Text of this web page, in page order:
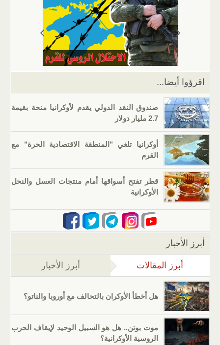
k
er
e
dI
n
g
er
gr
a
m
s
A
p
p
اقرؤوا أيضا...
صندوق النقد الدولي يقدم لأوكرانيا منحة بقيمة
2.7 مليار دولار
أوكرانيا تلغي "المنطقة الاقتصادية الحرة" مع
القرم
قطر تفتح أسواقها أمام منتجات العسل والنحل
الأوكرانية
أبرز الأخبار
أبرز المقالات (علامة التبويب النشطة)
أبرز الأخبار
هل أخطأ الأوكران بالتحالف مع أوروبا والناتو؟
موت بوتن.. هل هو السبيل الوحيد لإيقاف الحرب
الروسية الأوكرانية؟